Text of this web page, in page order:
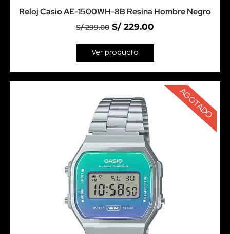
Reloj Casio AE-1500WH-8B Resina Hombre Negro
S/299.00 S/ 229.00
Ver producto
AGOTADO